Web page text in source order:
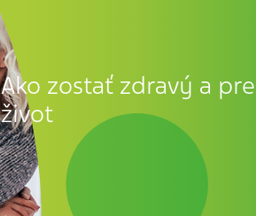
Ako zostať zdravý a
život